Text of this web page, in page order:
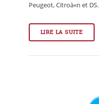
Peugeot, Citroà«n et DS.
LIRE LA SUITE